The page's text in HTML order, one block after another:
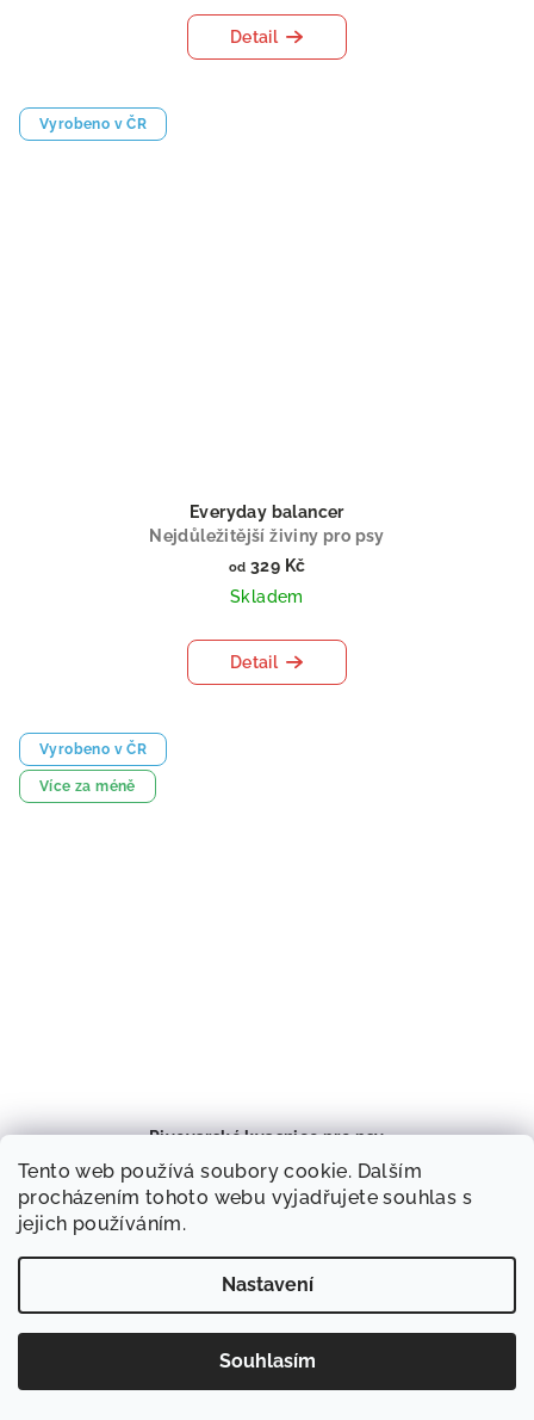
Tento web používá soubory cookie. Dalším
procházením tohoto webu vyjadřujete souhlas s
jejich používáním.
Nastavení
Souhlasím
Detail
Vyrobeno v ČR
Everyday balancer
Nejdůležitější živiny pro psy
od 329 Kč
Skladem
Detail
Vyrobeno v ČR
Více za méně
Pivovarské kvasnice pro psy
Pro lepší zažívání
87 Kč
Detail
Nejlepší newsletter pro pejskaře?